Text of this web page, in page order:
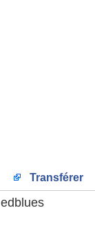
Transférer
edblues